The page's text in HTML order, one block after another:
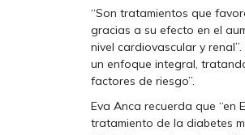
“Son tratamientos que
gracias a su efecto en el
nivel cardiovascular y
un enfoque integral,
factores de riesgo”.
Eva Anca recuerda que
tratamiento de la diabetes